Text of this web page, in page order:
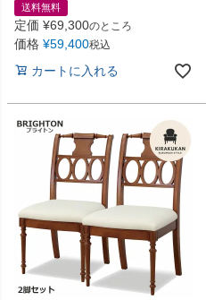
送料無料
定価 ¥69,300のところ
価格 ¥59,400税込
カートに入れる